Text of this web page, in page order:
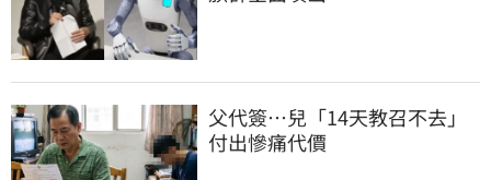
父代簽…兒「14天教召不去」
付出慘痛代價